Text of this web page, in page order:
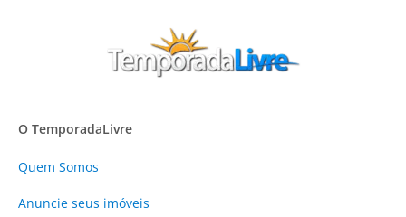
O TemporadaLivre
Quem Somos
Anuncie seus imóveis